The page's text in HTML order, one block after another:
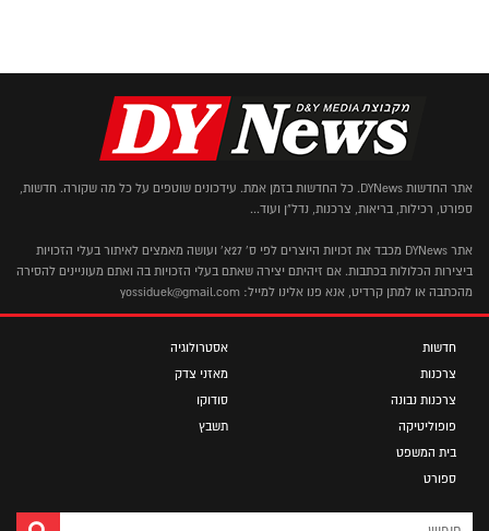
אתר החדשות DYNews. כל החדשות בזמן אמת. עידכונים שוטפים על כל מה שקורה. חדשות,
ספורט, רכילות, בריאות, צרכנות, נדל"ן ועוד...
אתר DYNews מכבד את זכויות היוצרים לפי ס' 27א' ועושה מאמצים לאיתור בעלי הזכויות
ביצירות הכלולות בכתבות. אם זיהיתם יצירה שאתם בעלי הזכויות בה ואתם מעוניינים להסירה
מהכתבה או למתן קרדיט, אנא פנו אלינו למייל: yossiduek@gmail.com
חדשות
צרכנות
צרכנות נבונה
פופוליטיקה
בית המשפט
ספורט
אסטרולוגיה
מאזני צדק
סודוקו
תשבץ